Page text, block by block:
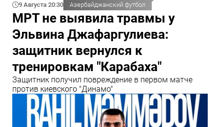
9 Августа 20:30 Азербайджанский футбол
МРТ не выявила травмы у
Эльвина Джафаргулиева:
защитник вернулся к
тренировкам "Карабаха"
Защитник получил повреждение в первом матче
против киевского "Динамо"